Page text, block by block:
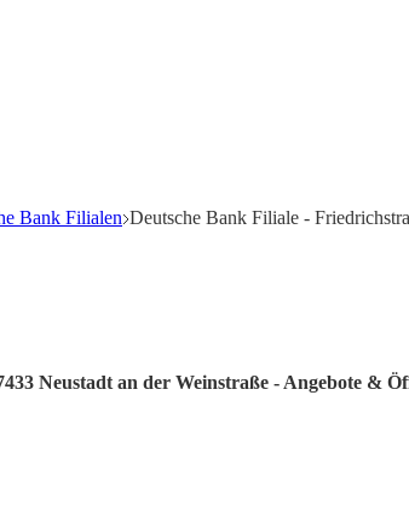
Bank Filialen Deutsche Bank Filiale -
Neustadt an der Weinstraße - Angebote &